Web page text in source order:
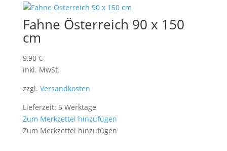
Fahne Österreich 90 x 150
cm
9,90 €
inkl. MwSt.
zzgl. Versandkosten
Lieferzeit: 5 Werktage
Zum Merkzettel hinzufügen
Zum Merkzettel hinzufügen